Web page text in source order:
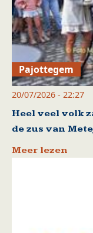
Pajottegem
20/07/2026 - 22:27
Heel veel volk
de zus van
Meer lezen